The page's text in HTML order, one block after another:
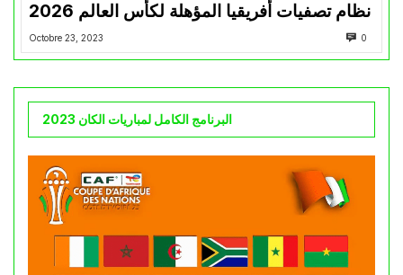
نظام تصفيات أفريقيا المؤهلة لكأس العالم 2026
Octobre 23, 2023 0
البرنامج الكامل لمباريات الكان 2023